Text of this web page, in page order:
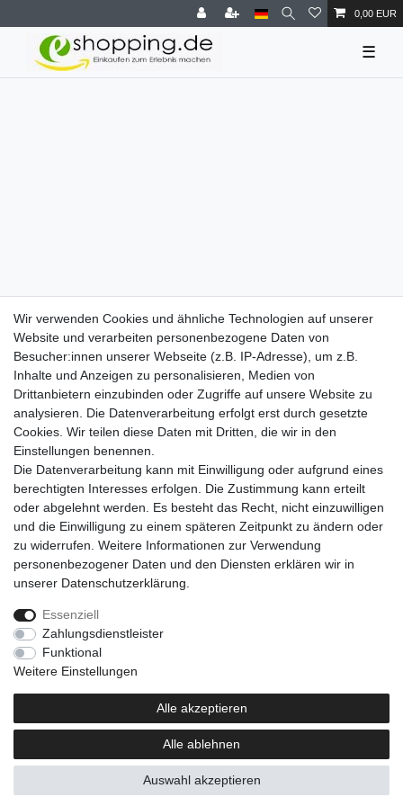
0,00 EUR
☰
Einkaufen
Zahlungsarten
Versandarten & -kosten
Warenkorb
Mein Konto
Anmelden
Registrieren
Unternehmen
Kontakt
Impressum
Newsletter
Wir verwenden Cookies und ähnliche Technologien auf unserer
Website und verarbeiten personenbezogene Daten von
Besucher:innen unserer Webseite (z.B. IP-Adresse), um z.B.
Inhalte und Anzeigen zu personalisieren, Medien von
Drittanbietern einzubinden oder Zugriffe auf unsere Website zu
analysieren. Die Datenverarbeitung erfolgt erst durch gesetzte
Cookies. Wir teilen diese Daten mit Dritten, die wir in den
Einstellungen benennen.
Die Datenverarbeitung kann mit Einwilligung oder aufgrund eines
berechtigten Interesses erfolgen. Die Zustimmung kann erteilt
oder abgelehnt werden. Es besteht das Recht, nicht einzuwilligen
und die Einwilligung zu einem späteren Zeitpunkt zu ändern oder
zu widerrufen. Weitere Informationen zur Verwendung
personenbezogener Daten und den Diensten erklären wir in
unserer Daten­schutz­erklärung
Essenziell
Zahlungsdienstleister
Funktional
Weitere Einstellungen
Alle akzeptieren
Alle ablehnen
Auswahl akzeptieren